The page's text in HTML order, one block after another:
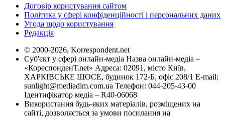
Договір користування сайтом
Політика у сфері конфіденційності і персональних даних
Угода щодо користування
Редакція
© 2000-2026, Korrespondent.net
Суб'єкт у сфері онлайн-медіа Назва онлайн-медіа –
«КореспонденТ.net» Адреса: 02091, місто Київ,
ХАРКІВСЬКЕ ШОСЕ, будинок 172-Б, офіс 208/1 E-mail:
sunlight@mediadim.com.ua Телефон: 044-205-43-00
Ідентифікатор медіа – R40-06068
Використання будь-яких матеріалів, розміщених на
сайті, дозволяється за умови посилання на